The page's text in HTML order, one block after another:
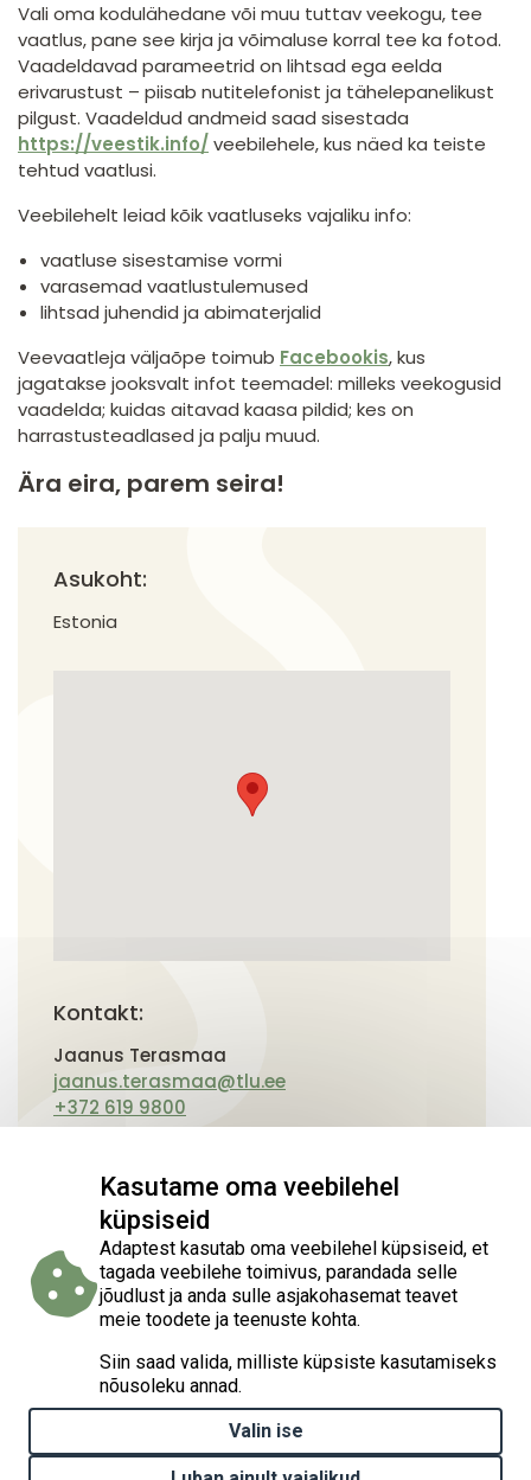
Vali oma kodulähedane või muu tuttav veekogu, tee
vaatlus, pane see kirja ja võimaluse korral tee ka fotod.
Vaadeldavad parameetrid on lihtsad ega eelda
erivarustust – piisab nutitelefonist ja tähelepanelikust
pilgust. Vaadeldud andmeid saad sisestada
https://veestik.info/ veebilehele, kus näed ka teiste
tehtud vaatlusi.
Veebilehelt leiad kõik vaatluseks vajaliku info:
vaatluse sisestamise vormi
varasemad vaatlustulemused
lihtsad juhendid ja abimaterjalid
Veevaatleja väljaõpe toimub Facebookis, kus
jagatakse jooksvalt infot teemadel: milleks veekogusid
vaadelda; kuidas aitavad kaasa pildid; kes on
harrastusteadlased ja palju muud.
Ära eira, parem seira!
Asukoht:
Estonia
Kontakt:
Jaanus Terasmaa
jaanus.terasmaa@tlu.ee
+372 619 9800
Kasutame oma veebilehel
küpsiseid
Adaptest kasutab oma veebilehel küpsiseid, et
tagada veebilehe toimivus, parandada selle
jõudlust ja anda sulle asjakohasemat teavet
meie toodete ja teenuste kohta.
Siin saad valida, milliste küpsiste kasutamiseks
nõusoleku annad.
Valin ise